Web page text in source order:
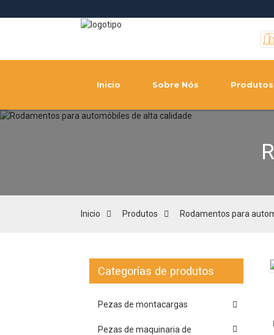
Inicio Sobre Nós Produtos
Inicio Produtos Rodamentos para
Categorías de produtos
Pezas de montacargas
Pezas de maquinaria de
Loading...
Loading...